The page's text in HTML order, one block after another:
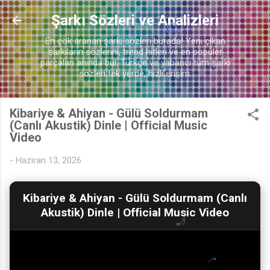
Ana içeriğe atla
Şarkı Sözleri ve Analizleri
En çok aranan şarkı sözleri burada! Yeni çıkan
şarkıların sözlerini, trend hitleri ve en popüler
parçaları anında bul. Türkçe ve yabancı tüm şarkı
sözleri tek yerde, hızlı erişim.
Kibariye & Ahiyan - Gülü Soldurmam
(Canlı Akustik) Dinle | Official Music
Video
- Haziran 13, 2026
Kibariye & Ahiyan - Gülü Soldurmam (Canlı
Akustik) Dinle | Official Music Video
♬
♫